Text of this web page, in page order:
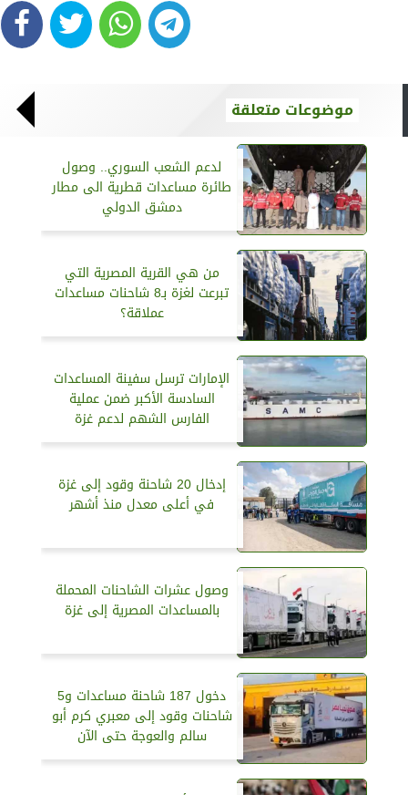
موضوعات متعلقة
لدعم الشعب السوري.. وصول
طائرة مساعدات قطرية الى مطار
دمشق الدولي
من هي القرية المصرية التي
تبرعت لغزة بـ8 شاحنات مساعدات
عملاقة؟
الإمارات ترسل سفينة المساعدات
السادسة الأكبر ضمن عملية
الفارس الشهم لدعم غزة
إدخال 20 شاحنة وقود إلى غزة
في أعلى معدل منذ أشهر
وصول عشرات الشاحنات المحملة
بالمساعدات المصرية إلى غزة
دخول 187 شاحنة مساعدات و5
شاحنات وقود إلى معبري كرم أبو
سالم والعوجة حتى الآن